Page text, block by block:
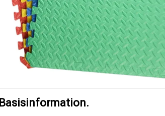
Basisinformation.